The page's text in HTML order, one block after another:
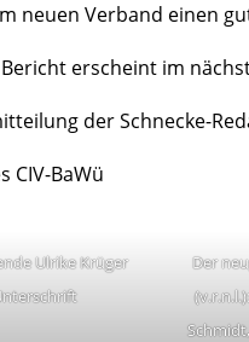
neuen Verband einen
erscheint im
der Schnecke-
CIV-BaWü
Ulrike Krüger
Der